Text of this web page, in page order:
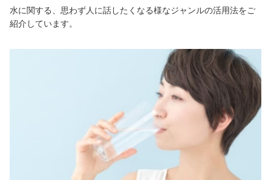
水に関する、思わず人に話したくなる様なジャンルの活用法をご
紹介しています。